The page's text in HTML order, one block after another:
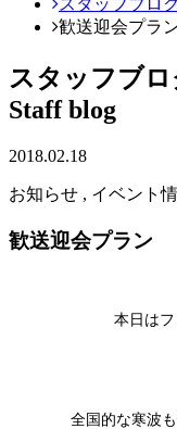
スタッフブロ
歓送迎会プラ
スタッフブロ
Staff blog
2018.02.18
お知らせ , イベント
歓送迎会プラン
本日は
全国的な寒波